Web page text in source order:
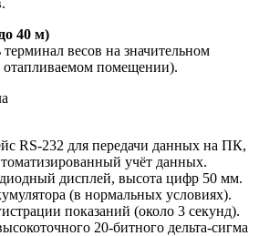
40 м)
терминал весов на значительном
отапливаемом помещении).
RS-232 для передачи данных на ПК,
учёт данных.
дисплей, высота цифр 50 мм.
(в нормальных условиях).
показаний (около 3 секунд).
20-битного дельта-сигма